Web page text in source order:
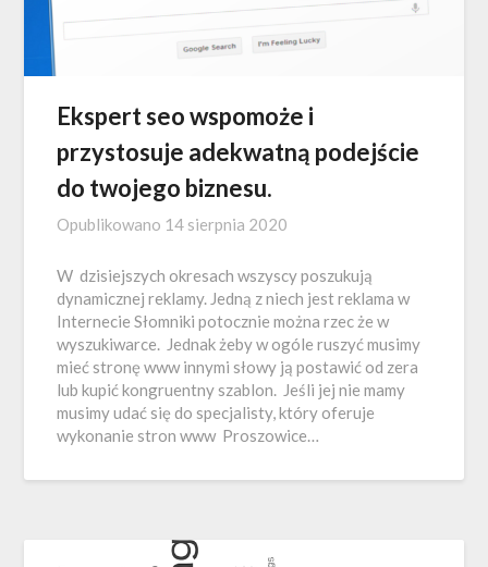
Ekspert seo wspomoże i
przystosuje adekwatną podejście
do twojego biznesu.
Opublikowano 14 sierpnia 2020
W dzisiejszych okresach wszyscy poszukują
dynamicznej reklamy. Jedną z niech jest reklama w
Internecie Słomniki potocznie można rzec że w
wyszukiwarce. Jednak żeby w ogóle ruszyć musimy
mieć stronę www innymi słowy ją postawić od zera
lub kupić kongruentny szablon. Jeśli jej nie mamy
musimy udać się do specjalisty, który oferuje
wykonanie stron www Proszowice…